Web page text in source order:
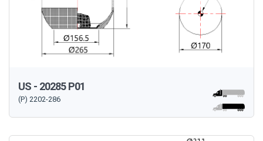
US - 20285 P01
(P) 2202-286